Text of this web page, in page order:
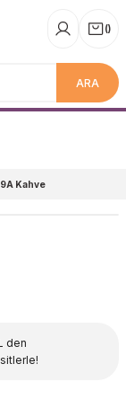
ARA
()
Kahve
den